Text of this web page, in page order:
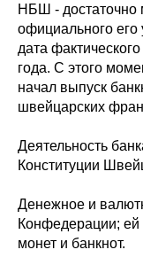
НБШ - достаточно
официального его
дата
года. С этого
начал выпуск
швейцарских
Деятельность
Конституции
Денежное и
Конфедерации; ей
монет и банкнот.